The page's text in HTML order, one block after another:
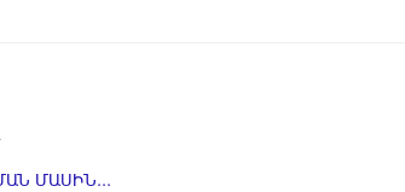
ՄԱՍԻՆ...